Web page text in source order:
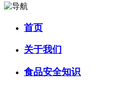
首页
关于我们
食品安全知识